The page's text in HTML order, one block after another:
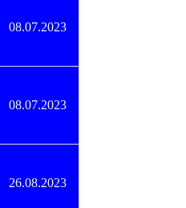
08.07.2023
08.07.2023
26.08.2023